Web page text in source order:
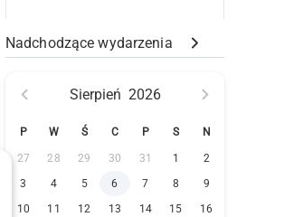
Nadchodzące wydarzenia
Sierpień 2026
P W Ś C P S N
27 28 29 30 31 1
2
3
4 5 6 7 8
9
10
11 12 13 14 15
16